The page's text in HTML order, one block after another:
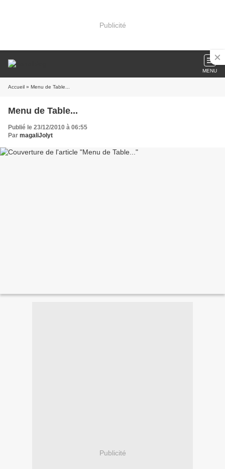
Publicité
MENU
Accueil » Menu de Table...
Menu de Table...
Publié le 23/12/2010 à 06:55
Par magaliJolyt
Publicité